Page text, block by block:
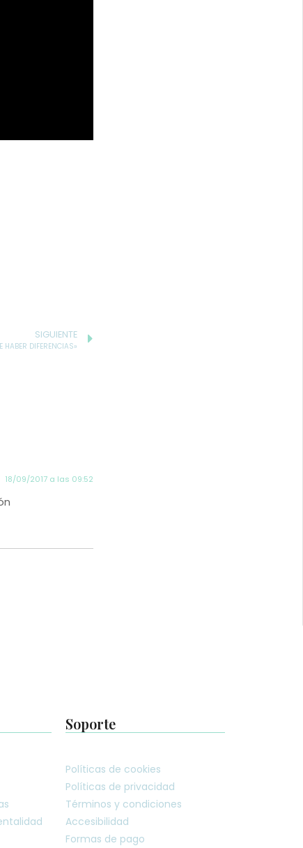
SIGUIENTE
HABER DIFERENCIAS»
18/09/2017 a las 09:52
Soporte
Políticas de cookies
Políticas de privacidad
Términos y condiciones
Accesibilidad
Formas de pago